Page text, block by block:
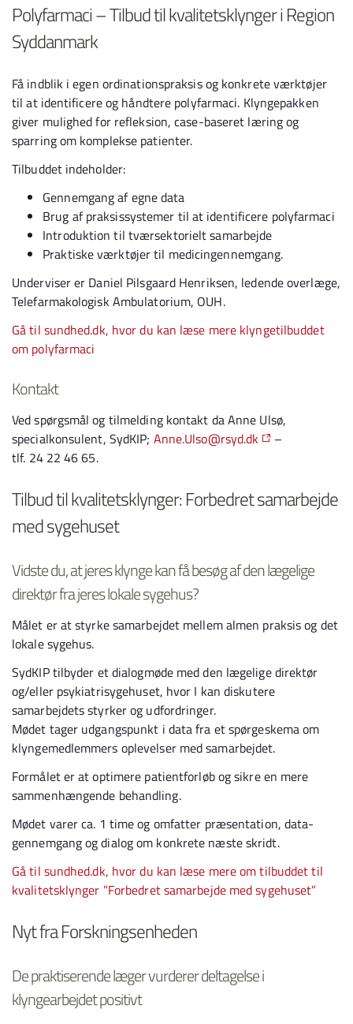
Polyfarmaci – Tilbud til kvalitetsklynger i Region
Syddanmark
Få indblik i egen ordinationspraksis og konkrete værktøjer
til at identificere og håndtere polyfarmaci. Klyngepakken
giver mulighed for refleksion, case-baseret læring og
sparring om komplekse patienter.
Tilbuddet indeholder:
Gennemgang af egne data
Brug af praksissystemer til at identificere polyfarmaci
Introduktion til tværsektorielt samarbejde
Praktiske værktøjer til medicingennemgang.
Underviser er Daniel Pilsgaard Henriksen, ledende overlæge,
Telefarmakologisk Ambulatorium, OUH.
Gå til sundhed.dk, hvor du kan læse mere klyngetilbuddet
om polyfarmaci
Kontakt
Ved spørgsmål og tilmelding kontakt da Anne Ulsø,
specialkonsulent, SydKIP; Anne.Ulso@rsyd.dk
–
tlf. 24 22 46 65.
Tilbud til kvalitetsklynger: Forbedret samarbejde
med sygehuset
Vidste du, at jeres klynge kan få besøg af den lægelige
direktør fra jeres lokale sygehus?
Målet er at styrke samarbejdet mellem almen praksis og det
lokale sygehus.
SydKIP tilbyder et dialogmøde med den lægelige direktør
og/eller psykiatrisygehuset, hvor I kan diskutere
samarbejdets styrker og udfordringer.
Mødet tager udgangspunkt i data fra et spørgeskema om
klyngemedlemmers oplevelser med samarbejdet.
Formålet er at optimere patientforløb og sikre en mere
sammenhængende behandling.
Mødet varer ca. 1 time og omfatter præsentation, data-
gennemgang og dialog om konkrete næste skridt.
Gå til sundhed.dk, hvor du kan læse mere om tilbuddet til
kvalitetsklynger ”Forbedret samarbejde med sygehuset”
Nyt fra Forskningsenheden
De praktiserende læger vurderer deltagelse i
klyngearbejdet positivt